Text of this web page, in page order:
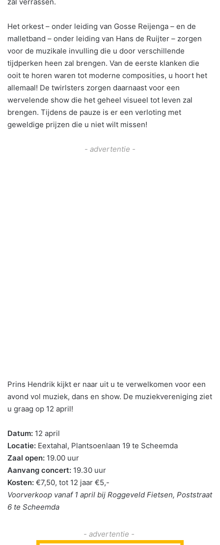
Het orkest – onder leiding van Gosse Reijenga – en de
malletband – onder leiding van Hans de Ruijter – zorgen
voor de muzikale invulling die u door verschillende
tijdperken heen zal brengen. Van de eerste klanken die
ooit te horen waren tot moderne composities, u hoort het
allemaal! De twirlsters zorgen daarnaast voor een
wervelende show die het geheel visueel tot leven zal
brengen. Tijdens de pauze is er een verloting met
geweldige prijzen die u niet wilt missen!
- advertentie -
Prins Hendrik kijkt er naar uit u te verwelkomen voor een
avond vol muziek, dans en show. De muziekvereniging ziet
u graag op 12 april!
Datum: 12 april
Locatie: Eextahal, Plantsoenlaan 19 te Scheemda
Zaal open: 19.00 uur
Aanvang concert: 19.30 uur
Kosten: €7,50, tot 12 jaar €5,-
Voorverkoop vanaf 1 april bij Roggeveld Fietsen, Poststraat
6 te Scheemda
- advertentie -